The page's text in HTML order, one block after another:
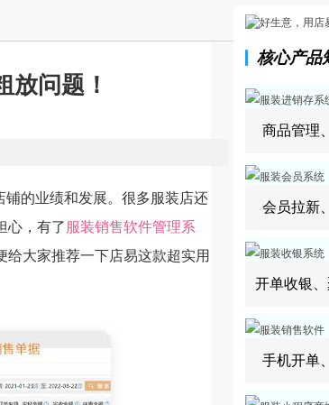
放问题！
铺的业绩和发展。很多服装店还
心，有了 服装销售软件管理系
给大家推荐一下店易这款超实用
核心产品
商品管理
会员拉新
开单收银
手机开单